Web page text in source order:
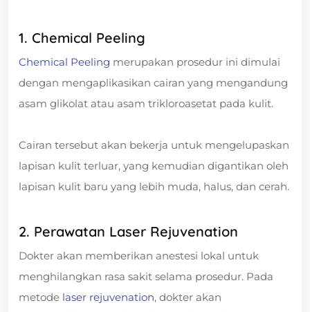
1. Chemical Peeling
Chemical Peeling merupakan prosedur ini dimulai
dengan mengaplikasikan cairan yang mengandung
asam glikolat atau asam trikloroasetat pada kulit.
Cairan tersebut akan bekerja untuk mengelupaskan
lapisan kulit terluar, yang kemudian digantikan oleh
lapisan kulit baru yang lebih muda, halus, dan cerah.
2. Perawatan Laser Rejuvenation
Dokter akan memberikan anestesi lokal untuk
menghilangkan rasa sakit selama prosedur. Pada
metode laser rejuvenation, dokter akan